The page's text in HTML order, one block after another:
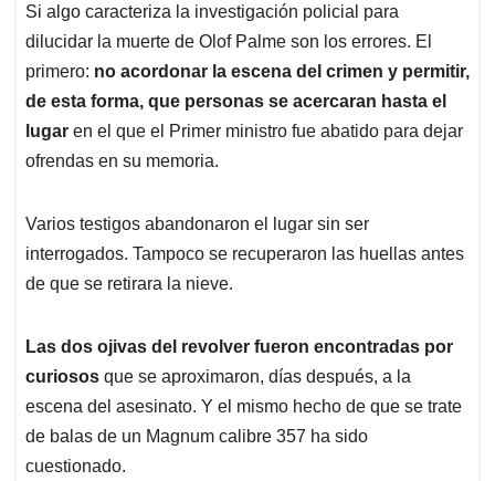
Si algo caracteriza la investigación policial para
dilucidar la muerte de Olof Palme son los errores. El
primero: no acordonar la escena del crimen y permitir,
de esta forma, que personas se acercaran hasta el
lugar en el que el Primer ministro fue abatido para dejar
ofrendas en su memoria.
Varios testigos abandonaron el lugar sin ser
interrogados. Tampoco se recuperaron las huellas antes
de que se retirara la nieve.
Las dos ojivas del revolver fueron encontradas por
curiosos que se aproximaron, días después, a la
escena del asesinato. Y el mismo hecho de que se trate
de balas de un Magnum calibre 357 ha sido
cuestionado.